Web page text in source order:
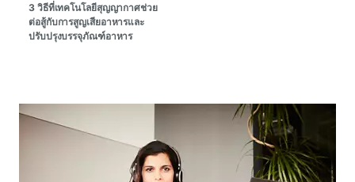
3 วิธีที่เทคโนโลยีสุญญากาศช่วย
ต่อสู้กับการสูญเสียอาหารและ
ปรับปรุงบรรจุภัณฑ์อาหาร